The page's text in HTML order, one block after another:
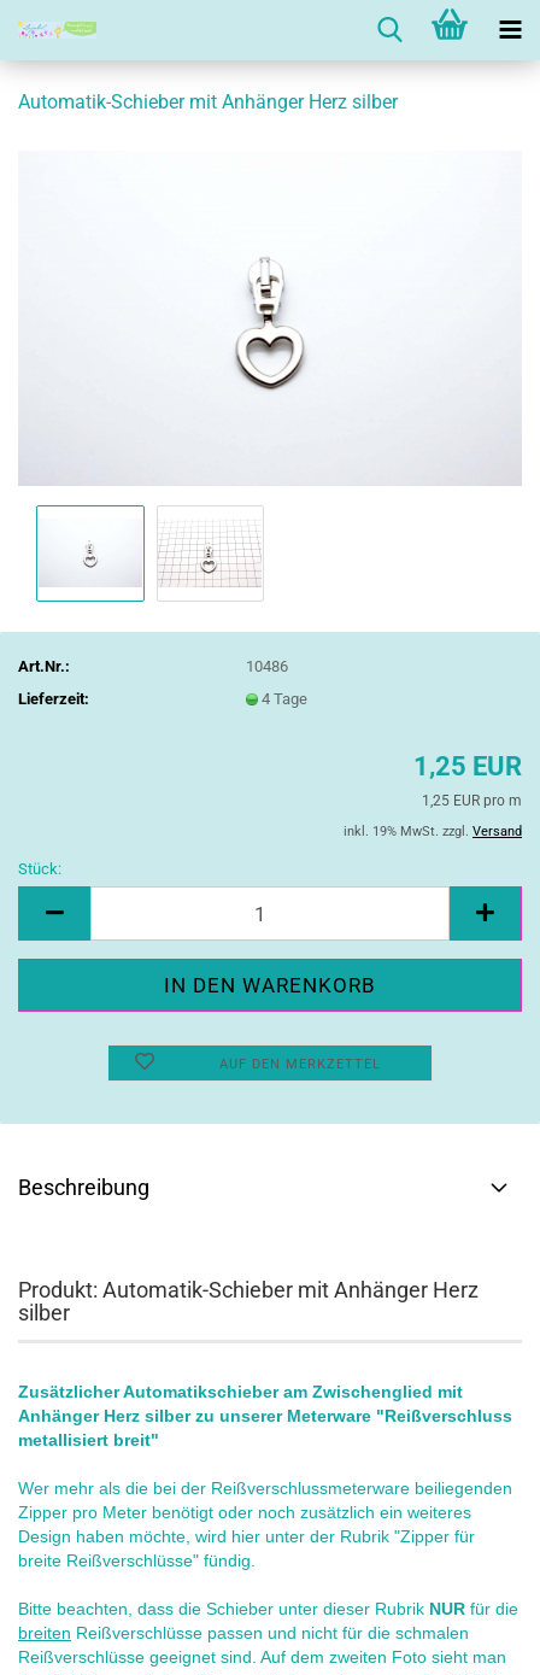
Automatik-Schieber mit Anhänger Herz silber
Art.Nr.:
10486
Lieferzeit:
4 Tage
1,25 EUR
1,25 EUR pro m
inkl. 19% MwSt. zzgl. Versand
Stück:
AUF DEN MERKZETTEL
Beschreibung
Produkt: Automatik-Schieber mit Anhänger Herz
silber
Zusätzlicher Automatikschieber am Zwischenglied mit
Anhänger Herz silber zu unserer Meterware "Reißverschluss
metallisiert breit"
Wer mehr als die bei der Reißverschlussmeterware beiliegenden
Zipper pro Meter benötigt oder noch zusätzlich ein weiteres
Design haben möchte, wird hier unter der Rubrik "Zipper für
breite Reißverschlüsse" fündig.
Bitte beachten, dass die Schieber unter dieser Rubrik NUR für die
breiten Reißverschlüsse passen und nicht für die schmalen
Reißverschlüsse geeignet sind. Auf dem zweiten Foto sieht man